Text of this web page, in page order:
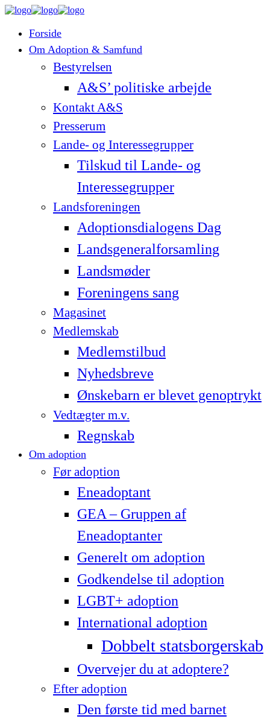
Forside
Om Adoption & Samfund
Bestyrelsen
A&S’ politiske arbejde
Kontakt A&S
Presserum
Lande- og Interessegrupper
Tilskud til Lande- og
Interessegrupper
Landsforeningen
Adoptionsdialogens Dag
Landsgeneralforsamling
Landsmøder
Foreningens sang
Magasinet
Medlemskab
Medlemstilbud
Nyhedsbreve
Ønskebarn er blevet genoptrykt
Vedtægter m.v.
Regnskab
Om adoption
Før adoption
Eneadoptant
GEA – Gruppen af
Eneadoptanter
Generelt om adoption
Godkendelse til adoption
LG­BT+ adoption
International adoption
Dobbelt statsborgerskab
Overvejer du at adoptere?
Efter adoption
Den første tid med barnet